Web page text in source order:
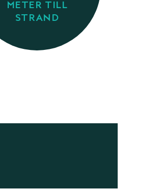
METER TILL
STRAND